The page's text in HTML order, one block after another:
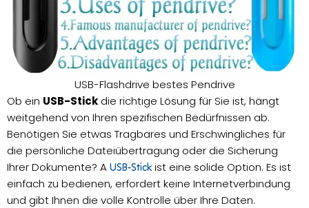
USB-Flashdrive bestes Pendrive
Ob ein USB-Stick die richtige Lösung für Sie ist, hängt
weitgehend von Ihren spezifischen Bedürfnissen ab.
Benötigen Sie etwas Tragbares und Erschwingliches für
die persönliche Dateiübertragung oder die Sicherung
Ihrer Dokumente? A USB-Stick ist eine solide Option. Es ist
einfach zu bedienen, erfordert keine Internetverbindung
und gibt Ihnen die volle Kontrolle über Ihre Daten.